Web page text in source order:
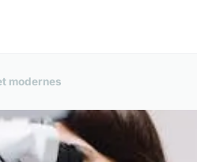
modernes